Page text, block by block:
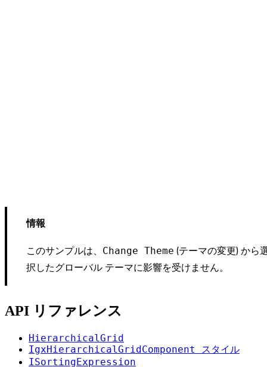
情報
このサンプルは、 Change Theme (テーマの変更) から
択したグローバル テーマに影響を受けません。
API リファレンス
HierarchicalGrid
IgxHierarchicalGridComponent スタイル
ISortingExpression